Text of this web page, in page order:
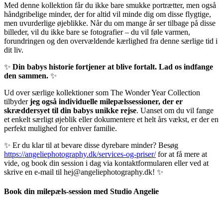
Med denne kollektion får du ikke bare smukke portrætter, men også
håndgribelige minder, der for altid vil minde dig om disse flygtige,
men uvurderlige øjeblikke. Når du om mange år ser tilbage på disse
billeder, vil du ikke bare se fotografier – du vil føle varmen,
forundringen og den overvældende kærlighed fra denne særlige tid i
dit liv.
✨ Din babys historie fortjener at blive fortalt. Lad os indfange
den sammen. ✨
Ud over særlige kollektioner som The Wonder Year Collection
tilbyderjeg også individuelle milepælssessioner, der er
skræddersyet til din babys unikke rejse. Uanset om du vil fange
et enkelt særligt øjeblik eller dokumentere et helt års vækst, er der en
perfekt mulighed for enhver familie.
✨ Er du klar til at bevare disse dyrebare minder? Besøg
https://angeliephotography.dk/services-og-priser/for at få mere at
vide, og book din session i dag via kontaktformularen eller ved at
skrive en e-mail til hej@angeliephotography.dk! ✨
Book din milepæls-session med Studio Angelie